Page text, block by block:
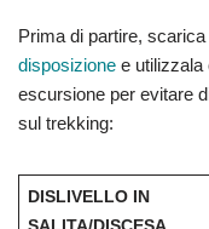
Prima di partire, scarica
disposizione e utilizzala
escursione per evitare
sul trekking:
DISLIVELLO IN